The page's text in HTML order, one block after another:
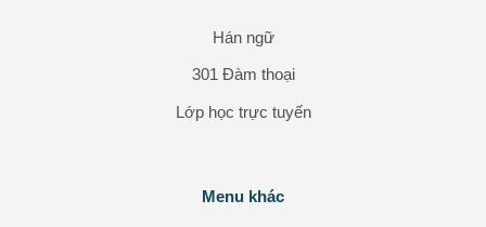
Hán ngữ
301 Đàm thoại
Lớp học trực tuyến
Menu khác